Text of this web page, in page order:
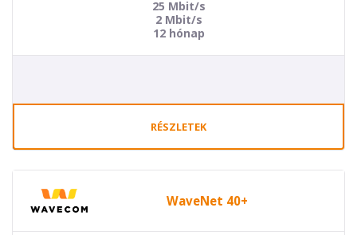
25 Mbit/s
2 Mbit/s
12 hónap
RÉSZLETEK
WaveNet 40+